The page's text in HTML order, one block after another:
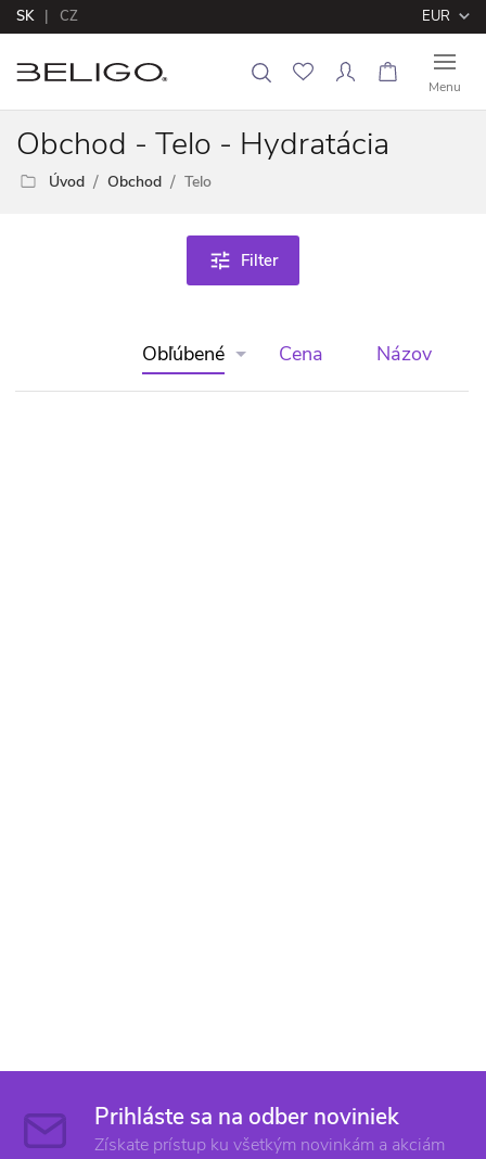
SK CZ EUR
Menu
Obchod - Telo - Hydratácia
Úvod Obchod Telo
tune Filter
Obľúbené Cena Názov
Prihláste sa na odber noviniek
Získate prístup ku všetkým novinkám a akciám